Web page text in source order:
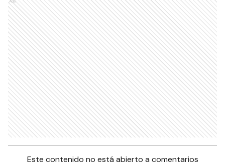
Ads
Este contenido no está abierto a comentarios